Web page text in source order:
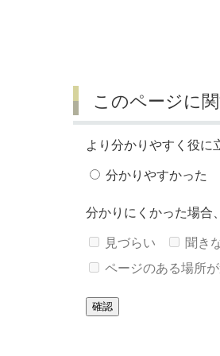
このページに
より分かりやすく役に
分かりやすかった
分かりにくかった場合
見づらい 聞き
ページのある場所が